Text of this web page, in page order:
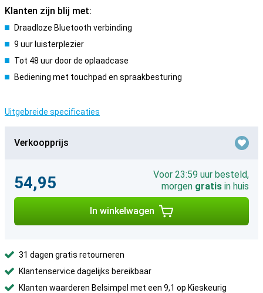
Klanten zijn blij met:
Draadloze Bluetooth verbinding
9 uur luisterplezier
Tot 48 uur door de oplaadcase
Bediening met touchpad en spraakbesturing
Uitgebreide specificaties
Verkoopprijs
54,95
Voor 23:59 uur besteld,
morgen gratis in huis
In winkelwagen
31 dagen gratis retourneren
Klantenservice dagelijks bereikbaar
Klanten waarderen Belsimpel met een 9,1 op Kieskeurig